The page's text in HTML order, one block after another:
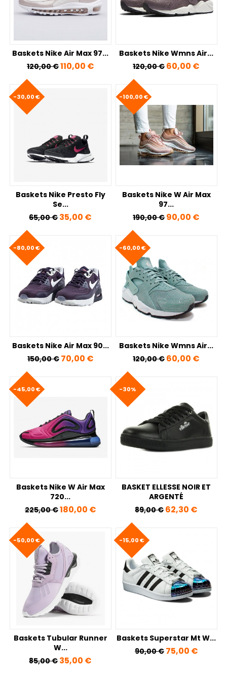
Baskets Nike Air Max 97...
Prix de base
120,00 €Prix
110,00 €
Baskets Nike Wmns Air...
Prix de base
120,00 €Prix
60,00 €
Baskets Nike Presto Fly
Se...
Prix de base
65,00 €Prix
35,00 €
-30,00 €
Baskets Nike W Air Max
97...
Prix de base
190,00 €Prix
90,00 €
-100,00 €
Baskets Nike Air Max 90...
Prix de base
150,00 € Prix
70,00 €
-80,00 €
Baskets Nike Wmns Air...
Prix de base
120,00 €Prix
60,00 €
-60,00 €
Baskets Nike W Air Max
720...
Prix de base
225,00 €Prix
180,00 €
-45,00 €
BASKET ELLESSE NOIR ET
ARGENTÉ
Prix de base
89,00 €Prix
62,30 €
-30%
Baskets Tubular Runner
W...
Prix de base
85,00 €Prix
35,00 €
-50,00 €
Baskets Superstar Mt W...
Prix de base
90,00 € Prix
75,00 €
-15,00 €